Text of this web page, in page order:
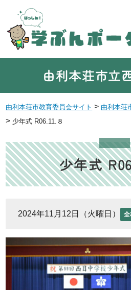
由利本荘市立
由利本荘市教育委員会サイト > 由利本荘
> 少年式 R06.11.８
少年式
2024年11月12日（火曜日） 全